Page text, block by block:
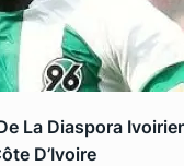
La Diaspora
D’Ivoire